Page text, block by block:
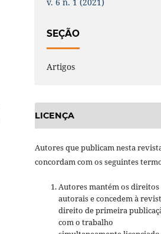
v. 6 n. 1 (2021)
SEÇÃO
Artigos
LICENÇA
Autores que publicam nesta
concordam com os seguintes
Autores mantém os direitos
autorais e concedem à
direito de primeira
com o trabalho